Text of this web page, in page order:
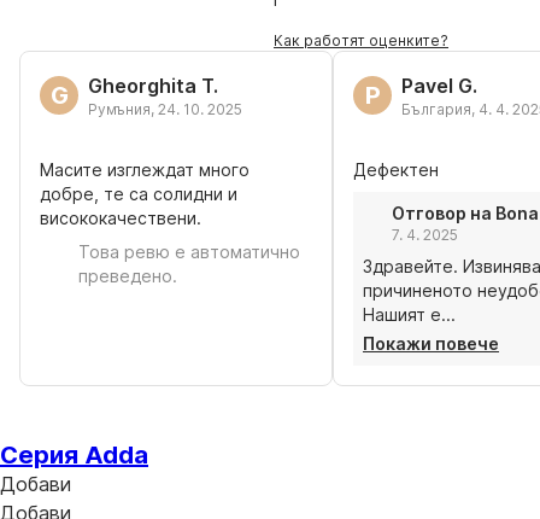
Как работят оценките?
G Gheorghita T.
Румъния, 24. 10. 2025
Масите изглеждат много
добре, те са солидни и
висококачествени.
Това ревю е автоматично
преведено.
P Pavel G.
България, 4. 4.
Дефектен
Отговор на
7. 4. 2025
Здравейте.
причиненото
Нашият е...
Покажи повече
Серия Adda
Добави
Добави